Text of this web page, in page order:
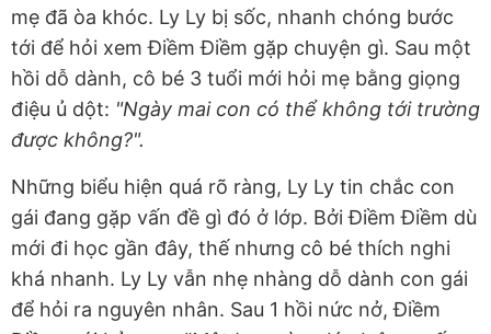
mẹ đã òa khóc. Ly Ly bị sốc, nhanh chóng bước
tới để hỏi xem Điềm Điềm gặp chuyện gì. Sau một
hồi dỗ dành, cô bé 3 tuổi mới hỏi mẹ bằng giọng
điệu ủ dột: "Ngày mai con có thể không tới trường
được không?".
Những biểu hiện quá rõ ràng, Ly Ly tin chắc con
gái đang gặp vấn đề gì đó ở lớp. Bởi Điềm Điềm dù
mới đi học gần đây, thế nhưng cô bé thích nghi
khá nhanh. Ly Ly vẫn nhẹ nhàng dỗ dành con gái
để hỏi ra nguyên nhân. Sau 1 hồi nức nở, Điềm